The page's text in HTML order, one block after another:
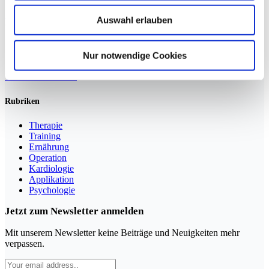
Auswahl erlauben
Nur notwendige Cookies
Sportmedizin für Ärzte, Therapeuten und Trainer
YouTube
Rubriken
Therapie
Training
Ernährung
Operation
Kardiologie
Applikation
Psychologie
Jetzt zum Newsletter anmelden
Mit unserem Newsletter keine Beiträge und Neuigkeiten mehr
verpassen.